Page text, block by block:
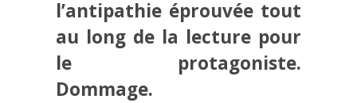
l’antipathie éprouvée tout
au long de la lecture pour
le protagoniste.
Dommage.